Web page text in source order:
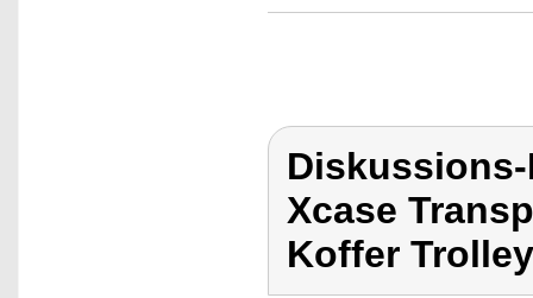
Xcase
Koffer